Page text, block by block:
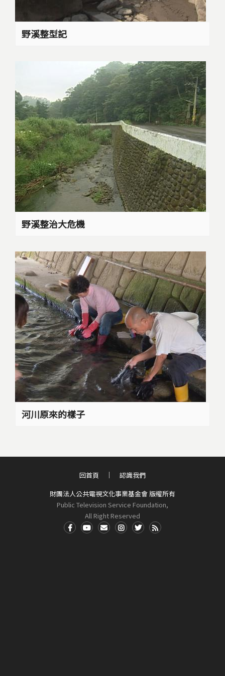
野溪整型記
野溪整治大危機
河川原來的樣子
財團法人公共電視文化事業基金會 版權所有
Public Television Service Foundation,
All Right Reserved
回首頁 認識我們